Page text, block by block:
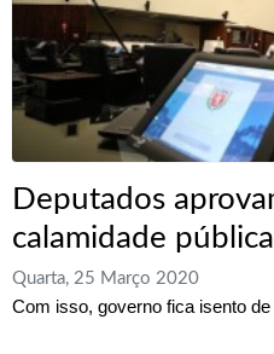
Deputados
calamidade
Quarta, 25 Março 2020
Com isso, governo fica isento